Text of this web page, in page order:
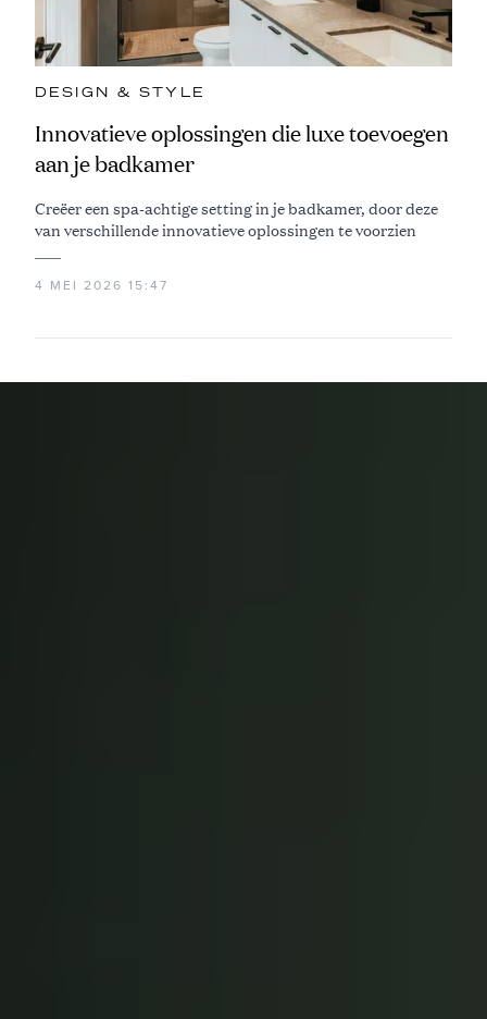
DESIGN & STYLE
Innovatieve oplossingen die luxe toevoegen
aan je badkamer
Creëer een spa-achtige setting in je badkamer, door deze
van verschillende innovatieve oplossingen te voorzien
4 MEI 2026 15:47